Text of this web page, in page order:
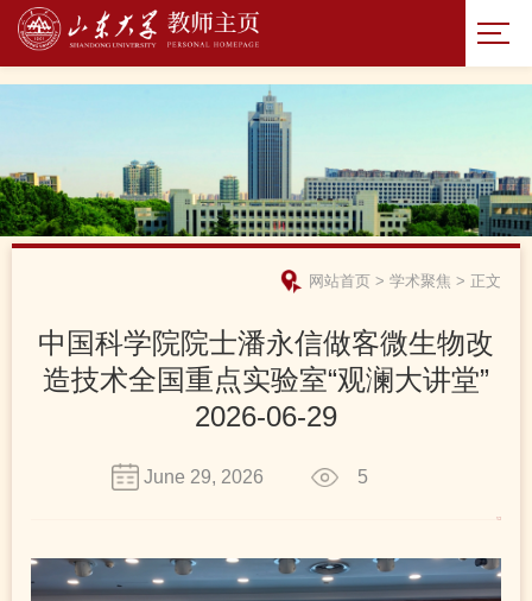
网站首页 > 学术聚焦 > 正文
中国科学院院士潘永信做客微生物改
造技术全国重点实验室“观澜大讲堂”
2026-06-29
June 29, 2026 5